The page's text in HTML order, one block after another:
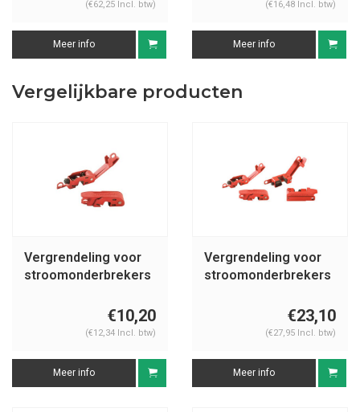
(€62,25 Incl. btw)
Meer info
(€16,48 Incl. btw)
Meer info
Vergelijkbare producten
Vergrendeling voor
stroomonderbrekers
€10,20
(€12,34 Incl. btw)
Meer info
Vergrendeling voor
stroomonderbrekers
€23,10
(€27,95 Incl. btw)
Meer info